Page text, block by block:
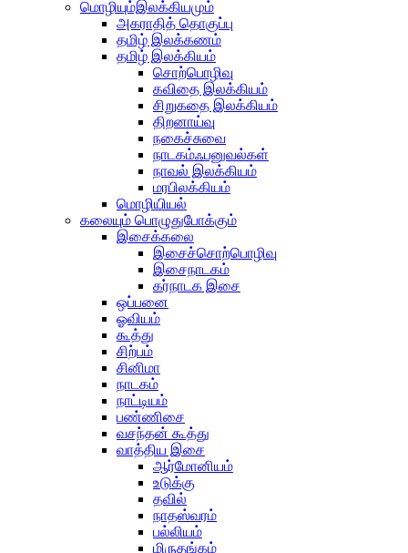
மொழியும்இலக்கியமும்
அகராதித் தொகுப்பு
தமிழ் இலக்கணம்
தமிழ் இலக்கியம்
சொற்பொழிவு
கவிதை இலக்கியம்
சிறுகதை இலக்கியம்
திறனாய்வு
நகைச்சுவை
நாடகம்ஃபனுவல்கள்
நாவல் இலக்கியம்
மரபிலக்கியம்
மொழியியல்
கலையும் பொழுதுபோக்கும்
இசைக்கலை
இசைச்சொற்பொழிவு
இசைநாடகம்
கர்நாடக இசை
ஒப்பனை
ஓவியம்
கூத்து
சிற்பம்
சினிமா
நாடகம்
நாட்டியம்
பண்ணிசை
வசந்தன் கூத்து
வாத்திய இசை
ஆர்மோனியம்
உடுக்கு
தவில்
நாதஸ்வரம்
பல்லியம்
மிருதங்கம்